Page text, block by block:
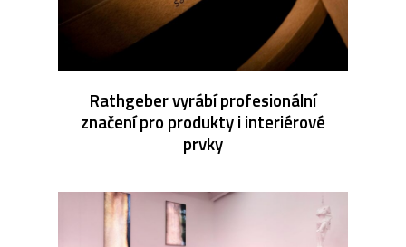
Rathgeber vyrábí profesionální
značení pro produkty i interiérové
prvky